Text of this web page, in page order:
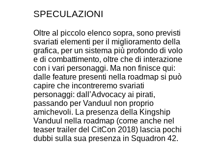
SPECULAZIONI
Oltre al piccolo elenco sopra, sono previsti
svariati elementi per il miglioramento della
grafica, per un sistema più profondo di volo
e di combattimento, oltre che di interazione
con i vari personaggi. Ma non finisce qui:
dalle feature presenti nella roadmap si può
capire che incontreremo svariati
personaggi: dall’Advocacy ai pirati,
passando per Vanduul non proprio
amichevoli. La presenza della Kingship
Vanduul nella roadmap (come anche nel
teaser trailer del CitCon 2018) lascia pochi
dubbi sulla sua presenza in Squadron 42.